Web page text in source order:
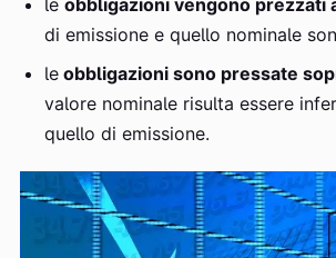
le obbligazioni vengono prezzati
di emissione e quello nominale
le obbligazioni sono pressate
valore nominale risulta essere
quello di emissione.